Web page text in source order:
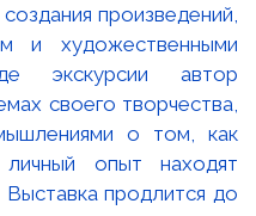
произведений,
и художественными
экскурсии автор
своего творчества,
о том, как
опыт находят
продлится до